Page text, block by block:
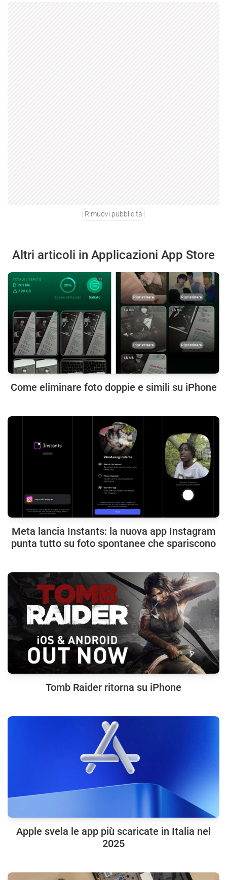
Rimuovi pubblicità
Altri articoli in Applicazioni App Store
Come eliminare foto doppie e simili su iPhone
Meta lancia Instants: la nuova app Instagram
punta tutto su foto spontanee che spariscono
Tomb Raider ritorna su iPhone
Apple svela le app più scaricate in Italia nel
2025